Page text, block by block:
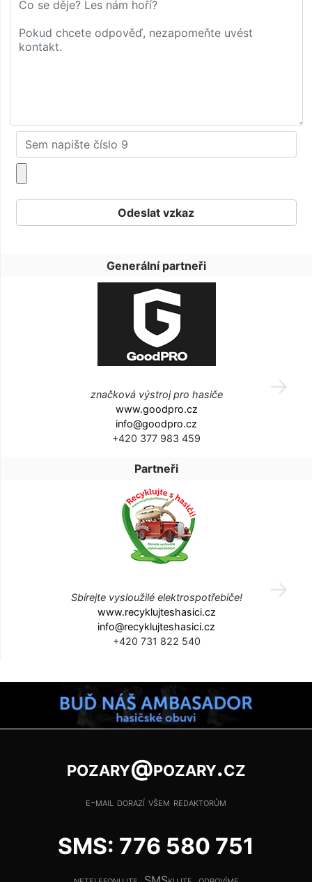
Generální partneři
značková výstroj pro hasiče
www.goodpro.cz
info@goodpro.cz
+420 377 983 459
Partneři
Sbírejte vysloužilé elektrospotřebiče!
www.recyklujteshasici.cz
info@recyklujteshasici.cz
+420 731 822 540
pozary@pozary.cz
e-mail dorazí všem redaktorům
SMS: 776 580 751